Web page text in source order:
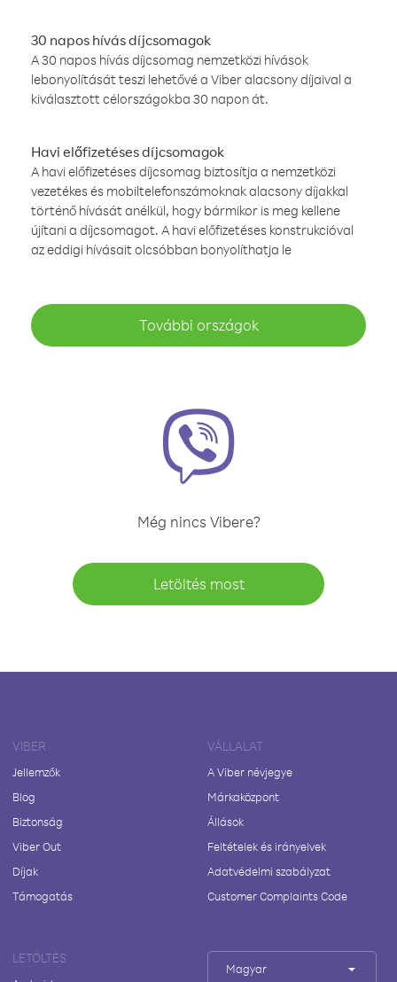
30 napos hívás díjcsomagok
A 30 napos hívás díjcsomag nemzetközi hívások
lebonyolítását teszi lehetővé a Viber alacsony díjaival a
kiválasztott célországokba 30 napon át.
Havi előfizetéses díjcsomagok
A havi előfizetéses díjcsomag biztosítja a nemzetközi
vezetékes és mobiltelefonszámoknak alacsony díjakkal
történő hívását anélkül, hogy bármikor is meg kellene
újítani a díjcsomagot. A havi előfizetéses konstrukcióval
az eddigi hívásait olcsóbban bonyolíthatja le
További országok
Még nincs Vibere?
Letöltés most
VIBER
Jellemzők
Blog
Biztonság
Viber Out
Díjak
Támogatás
VÁLLALAT
A Viber névjegye
Márkaközpont
Állások
Feltételek és irányelvek
Adatvédelmi szabályzat
Customer Complaints Code
LETÖLTÉS
Magyar